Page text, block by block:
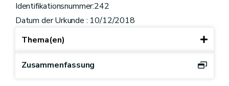
Identifikationsnummer:242
Datum der Urkunde : 10/12/2018
Thema(en)
Zusammenfassung